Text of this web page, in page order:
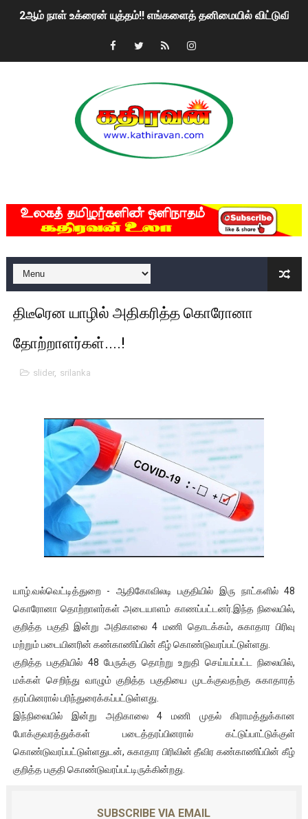
2ஆம் நாள் உக்ரைன் யுத்தம்!! எங்களைத் தனிமையில்
கதிரவன் வாசகர்களுக்கு இனிய பொங்கல் புத்தாண்டு
ரவுடி பேபிக்கு நடந்த தரமான சம்பவம்.. ஆபாச வீடியோக்களால்
காணாமல் போகும் பிள்ளையார்கள்!
யாழில் தமிழின தலைவர் பிரபாகரனின் பிறந்தநாளை
ஏர்போர்ட்டில் உதைத்த நபர் யார், என்ன நடந்தது?: உண்மையை
சீனா இலங்கையிடம் 8 மில்லியன் அமெரிக்க டொலர் நட்டஈடு
01/11/2021 Scotland ல் நடைபெறும் கண்டனப்
பாலச்சந்திரன் மற்றும் தன்னிடம் படித்த மாணவர்கள் தொடர்பில்
பிரிட்டனால் கடத்தப்படும் நிலையில் இலங்கைத் தமிழ் குடும்பம்!!
கைது செய்யப்பட்ட இளைஞன் உயிரிழப்பு - கொதித்தெழுந்த
தடுப்பூசியை பெற்றுக் கொள்ளக் கூடிய இடங்கள்...
சிறுமியை பாலியல் வன்கொடுமை செய்த முதியவருக்கு
பிரபல நடிகை தூக்கிட்டு தற்கொலை!
வடிவேலுவுக்கு நீதிமன்றம் விதித்துள்ள அதிரடி உத்தரவு!
ஐ.நா முன்றலில் சீரற்ற காலநிலையிலும் தமிழின அழிப்பிற்கு
இளையராஜா – கமல் அவசர சந்திப்பு (படங்கள், விடியோ)
ஜனாதிபதி ஐக்கிய நாடுகளின் பொதுச் சபை கூட்டத்தில் இன்று
32 CM விநோத கன்றுக்குட்டி! (வீடியோ)
வலிமை தான் அஜித் திரைப்பயணத்திலே அதிக காலெக்ஷன் செய்த
அல்வா கொடுக்கின்றது இலங்கை!
திடீரென யாழில் அதிகரித்த கொரோனா
தோற்றாளர்கள்....!
slider, srilanka
யாழ்.வல்வெட்டித்துறை - ஆதிகோவிலடி பகுதியில் இரு நாட்களில் 48
கொரோனா தொற்றாளர்கள் அடையாளம் காணப்பட்டனர்.இந்த நிலையில்,
குறித்த பகுதி இன்று அதிகாலை 4 மணி தொடக்கம், சுகாதார பிரிவு
மற்றும் படையினரின் கண்காணிப்பின் கீழ் கொண்டுவரப்பட்டுள்ளது.
குறித்த பகுதியில் 48 பேருக்கு தொற்று உறுதி செய்யப்பட்ட நிலையில்,
மக்கள் செறிந்து வாழும் குறித்த பகுதியை முடக்குவதற்கு சுகாதாரத்
தரப்பினரால் பரிந்துரைக்கப்பட்டுள்ளது.
இந்நிலையில் இன்று அதிகாலை 4 மணி முதல் கிராமத்துக்கான
போக்குவரத்துக்கள் படைத்தரப்பினரால் கட்டுப்பாட்டுக்குள்
கொண்டுவரப்பட்டுள்ளதுடன், சுகாதார பிரிவின் தீவிர கண்காணிப்பின் கீழ்
குறித்த பகுதி கொண்டுவரப்பட்டிருக்கின்றது.
SUBSCRIBE VIA EMAIL